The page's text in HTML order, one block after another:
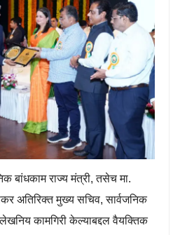
बांधकाम राज्य मंत्री, तसेच मा.
अतिरिक्त मुख्य सचिव, सार्वजनिक
कामगिरी केल्याबद्दल वैयक्तिक